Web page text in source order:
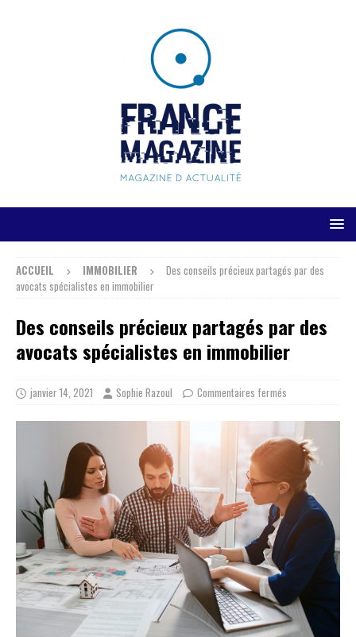
ACCUEIL IMMOBILIER
Des conseils précieux partagés par des
avocats spécialistes en immobilier
Des conseils précieux partagés par des
avocats spécialistes en immobilier
janvier 14, 2021 Sophie Razoul Commentaires fermés